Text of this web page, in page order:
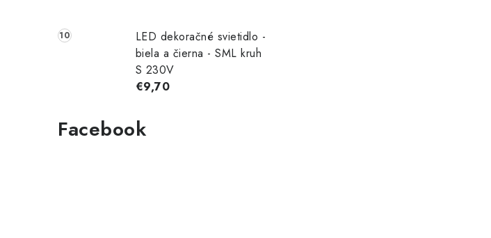
LED dekoračné svietidlo -
biela a čierna - SML kruh
S 230V
€9,70
Facebook